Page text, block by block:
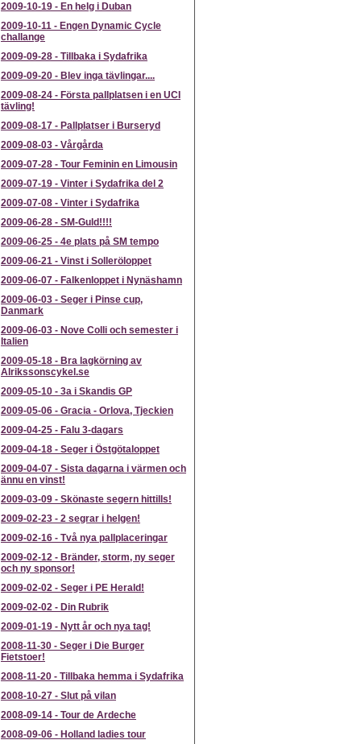
2009-10-19 - En helg i Duban
2009-10-11 - Engen Dynamic Cycle
challange
2009-09-28 - Tillbaka i Sydafrika
2009-09-20 - Blev inga tävlingar....
2009-08-24 - Första pallplatsen i en UCI
tävling!
2009-08-17 - Pallplatser i Burseryd
2009-08-03 - Vårgårda
2009-07-28 - Tour Feminin en Limousin
2009-07-19 - Vinter i Sydafrika del 2
2009-07-08 - Vinter i Sydafrika
2009-06-28 - SM-Guld!!!!
2009-06-25 - 4e plats på SM tempo
2009-06-21 - Vinst i Solleröloppet
2009-06-07 - Falkenloppet i Nynäshamn
2009-06-03 - Seger i Pinse cup,
Danmark
2009-06-03 - Nove Colli och semester i
Italien
2009-05-18 - Bra lagkörning av
Alrikssonscykel.se
2009-05-10 - 3a i Skandis GP
2009-05-06 - Gracia - Orlova, Tjeckien
2009-04-25 - Falu 3-dagars
2009-04-18 - Seger i Östgötaloppet
2009-04-07 - Sista dagarna i värmen och
ännu en vinst!
2009-03-09 - Skönaste segern hittills!
2009-02-23 - 2 segrar i helgen!
2009-02-16 - Två nya pallplaceringar
2009-02-12 - Bränder, storm, ny seger
och ny sponsor!
2009-02-02 - Seger i PE Herald!
2009-02-02 - Din Rubrik
2009-01-19 - Nytt år och nya tag!
2008-11-30 - Seger i Die Burger
Fietstoer!
2008-11-20 - Tillbaka hemma i Sydafrika
2008-10-27 - Slut på vilan
2008-09-14 - Tour de Ardeche
2008-09-06 - Holland ladies tour